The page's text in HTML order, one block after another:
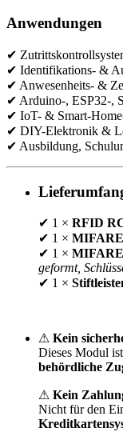
Anwendungen
✔
✔ Identifikations- &
✔ Anwesenheits- &
✔ Arduino-, ESP32-,
✔ IoT- & Smart-
✔ DIY-Elektronik &
✔ Ausbildung,
✔ 1 × RFID
✔ 1 ×
✔ 1 × MIFARE
geformt,
✔ 1 ×
⚠ Kein
Dieses Modul ist
behördliche
⚠ Kein
Nicht für den